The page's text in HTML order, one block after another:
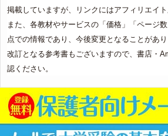
掲載していますが、リンクにはアフィリエイト
また、各教材やサービスの「価格」「ページ
点での情報であり、今後変更となることがあ
改訂となる参考書もございますので、書店・
認ください。